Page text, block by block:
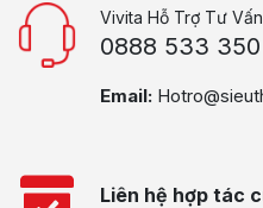
Vivita Hỗ Trợ Tư
0888 533 350
Email:
Liên hệ hợp tác